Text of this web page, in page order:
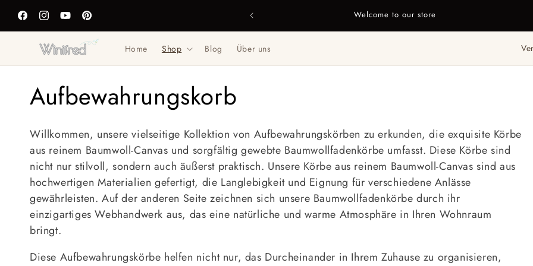
zum
Inhalt
FacebookInstagramYouTubePinterest
Welcome to our store
Home Shop Blog Über uns
a
R
g
K
a
t
e
g
o
Aufbewahrungskorb
Willkommen, unsere vielseitige Kollektion von Aufbewahrungskörben zu erkunden, die exquisite Körbe
aus reinem Baumwoll-Canvas und sorgfältig gewebte Baumwollfadenkörbe umfasst. Diese Körbe sind
nicht nur stilvoll, sondern auch äußerst praktisch. Unsere Körbe aus reinem Baumwoll-Canvas sind aus
hochwertigen Materialien gefertigt, die Langlebigkeit und Eignung für verschiedene Anlässe
gewährleisten. Auf der anderen Seite zeichnen sich unsere Baumwollfadenkörbe durch ihr
einzigartiges Webhandwerk aus, das eine natürliche und warme Atmosphäre in Ihren Wohnraum
bringt.
Diese Aufbewahrungskörbe helfen nicht nur, das Durcheinander in Ihrem Zuhause zu organisieren,